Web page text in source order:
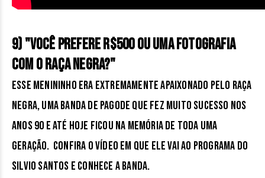
9) "Você prefere R$500 ou uma fotografia
com o Raça Negra?"
Esse menininho era extremamente apaixonado pelo Raça
Negra, uma banda de pagode que fez muito sucesso nos
anos 90 e até hoje ficou na memória de toda uma
geração. Confira o vídeo em que ele vai ao programa do
Silvio Santos e conhece a banda.